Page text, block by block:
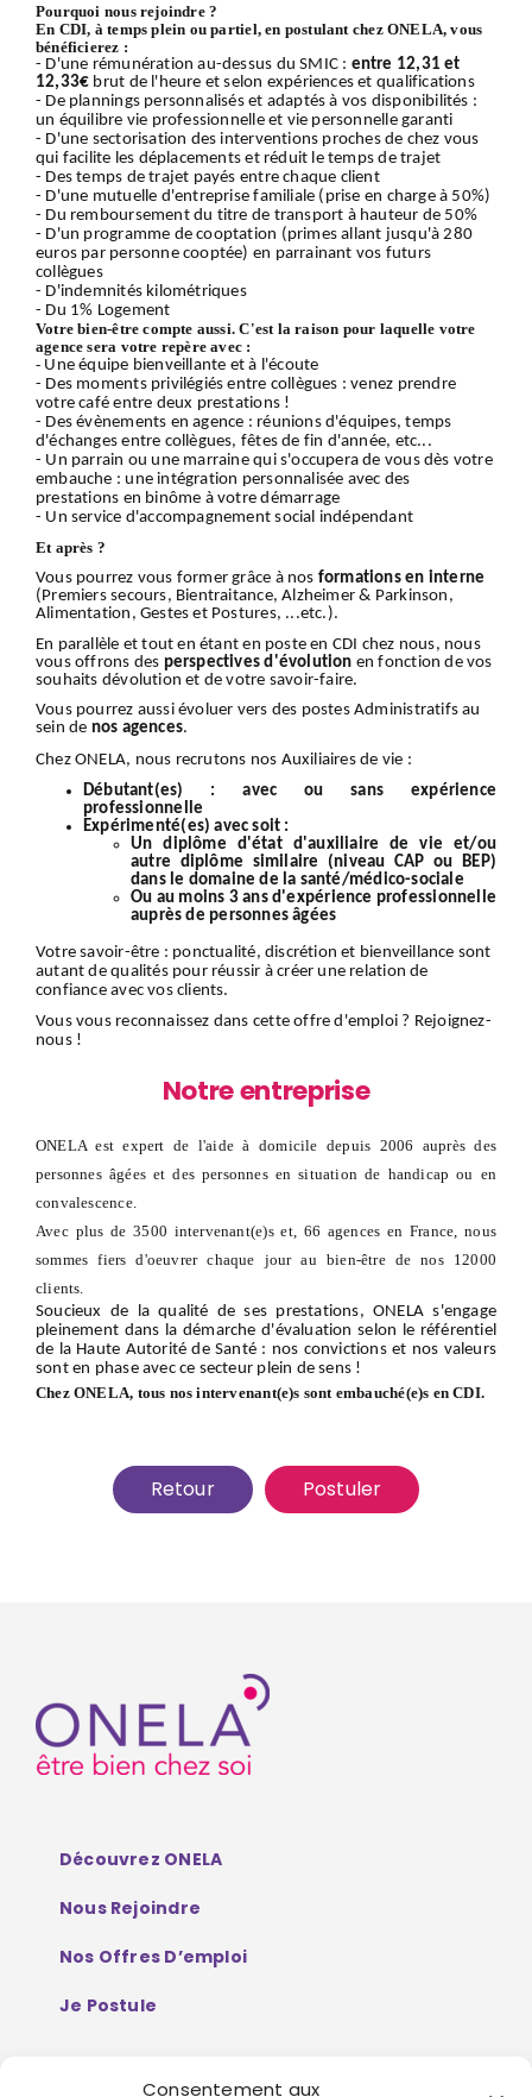
Consentement aux
Pourquoi nous rejoindre ?
En CDI, à temps plein ou partiel, en postulant chez ONELA, vous
bénéficierez :
- D'une rémunération au-dessus du SMIC : entre 12,31 et
12,33€ brut de l'heure et selon expériences et qualifications
- De plannings personnalisés et adaptés à vos disponibilités :
un équilibre vie professionnelle et vie personnelle garanti
- D'une sectorisation des interventions proches de chez vous
qui facilite les déplacements et réduit le temps de trajet
- Des temps de trajet payés entre chaque client
- D'une mutuelle d'entreprise familiale (prise en charge à 50%)
- Du remboursement du titre de transport à hauteur de 50%
- D'un programme de cooptation (primes allant jusqu'à 280
euros par personne cooptée) en parrainant vos futurs
collègues
- D'indemnités kilométriques
- Du 1% Logement
Votre bien-être compte aussi. C'est la raison pour laquelle votre
agence sera votre repère avec :
- Une équipe bienveillante et à l'écoute
- Des moments privilégiés entre collègues : venez prendre
votre café entre deux prestations !
- Des évènements en agence : réunions d'équipes, temps
d'échanges entre collègues, fêtes de fin d'année, etc...
- Un parrain ou une marraine qui s'occupera de vous dès votre
embauche : une intégration personnalisée avec des
prestations en binôme à votre démarrage
- Un service d'accompagnement social indépendant
Et après ?
Vous pourrez vous former grâce à nos formations en interne
(Premiers secours, Bientraitance, Alzheimer & Parkinson,
Alimentation, Gestes et Postures, ...etc.).
En parallèle et tout en étant en poste en CDI chez nous, nous
vous offrons des perspectives d'évolution en fonction de vos
souhaits dévolution et de votre savoir-faire.
Vous pourrez aussi évoluer vers des postes Administratifs au
sein de nos agences.
Chez ONELA, nous recrutons nos Auxiliaires de vie :
Débutant(es) :avec ou sans expérience
professionnelle
Expérimenté(es) avec soit :
Un diplôme d'état d'auxiliaire de vie et/ou
autre diplôme similaire (niveau CAP ou BEP)
dans le domaine de la santé/médico-sociale
Ou au moins 3 ans d'expérience professionnelle
auprès de personnes âgées
Votresavoir-être : ponctualité, discrétion et bienveillance sont
autant de qualités pour réussir à créer une relation de
confiance avec vos clients.
Vous vous reconnaissez dans cette offre d'emploi ? Rejoignez-
nous!
Notre entreprise
ONELA est expert de l'aide à domicile depuis 2006 auprès des
personnes âgées et des personnes en situation de handicap ou en
convalescence.
Avec plus de 3500 intervenant(e)s et, 66 agences en France, nous
sommes fiers d'oeuvrer chaque jour au bien-être de nos 12000
clients.
Soucieux de la qualité de ses prestations, ONELA s'engage
pleinement dans la démarche d'évaluation selon le référentiel
de la Haute Autorité de Santé : nos convictions et nos valeurs
sont en phase avec ce secteur plein de sens !
Chez ONELA, tous nos intervenant(e)s sont embauché(e)s en CDI.
Retour Postuler
Découvrez ONELA
Nous Rejoindre
Nos Offres D’emploi
Je Postule